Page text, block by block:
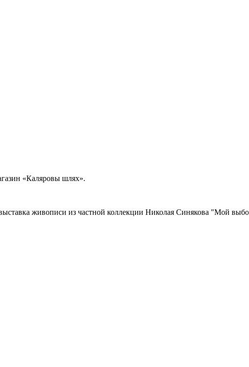
«Каляровы шлях».
живописи из частной коллекции Николая Синякова "Мой